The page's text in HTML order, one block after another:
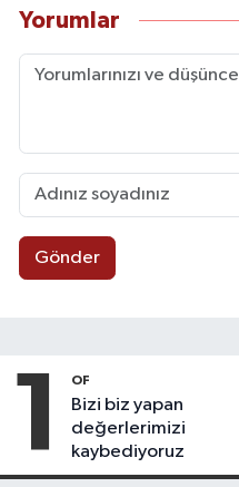
Yorumlar
Gönder
1 OF
Bizi biz yapan
değerlerimizi
kaybediyoruz